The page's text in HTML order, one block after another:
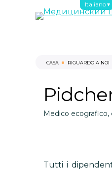
Italiano
CASA RIGUARDO A NOI
Medico
Tutti i